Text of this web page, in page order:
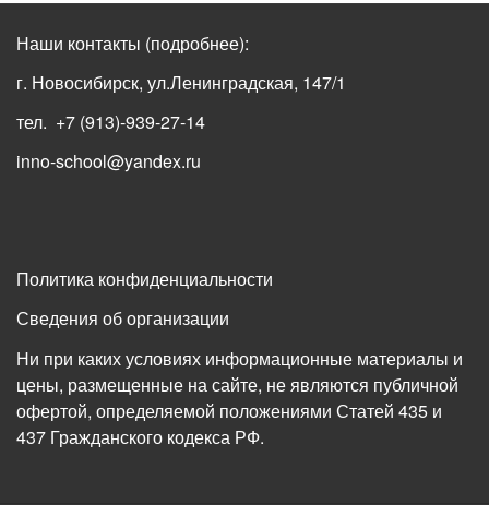
Наши контакты (подробнее):
г. Новосибирск, ул.Ленинградская, 147/1
тел. +7 (913)-939-27-14
inno-school@yandex.ru
Политика конфиденциальности
Сведения об организации
Ни при каких условиях информационные материалы и
цены, размещенные на сайте, не являются публичной
офертой, определяемой положениями Статей 435 и
437 Гражданского кодекса РФ.